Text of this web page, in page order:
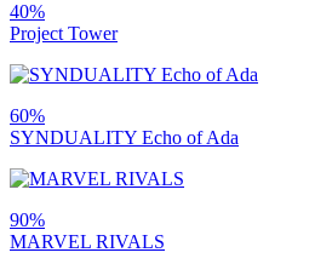
40%
Project Tower
60%
SYNDUALITY Echo of Ada
90%
MARVEL RIVALS